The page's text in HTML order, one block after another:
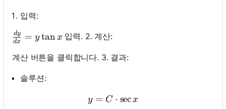
입력:
\frac{d y}{d x}=y \tan x
dx
dy = y tanx 입력. 2. 계산:
계산 버튼을 클릭합니다. 3. 결과:
솔루션:
y=C \cdot \sec x
y = C ⋅ secx